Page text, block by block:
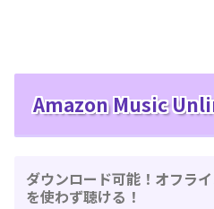
Amazon Music
ダウンロード可能！オフラ
を使わず聴ける！